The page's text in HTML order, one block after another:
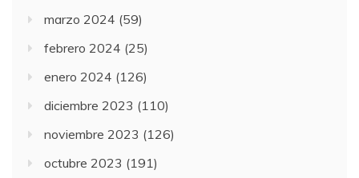
marzo 2024 (59)
febrero 2024 (25)
enero 2024 (126)
diciembre 2023 (110)
noviembre 2023 (126)
octubre 2023 (191)